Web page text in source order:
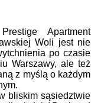
Apartment
Woli jest nie
po czasie
Warszawy, ale też
z myślą o każdym
bliskim sąsiedztwie